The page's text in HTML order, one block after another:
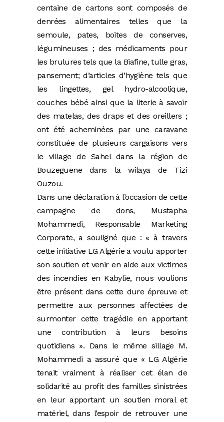
centaine de cartons sont composés de
denrées alimentaires telles que la
semoule, pates, boites de conserves,
légumineuses ; des médicaments pour
les brulures tels que la Biafine, tulle gras,
pansement; d’articles d’hygiène tels que
les lingettes, gel hydro-alcoolique,
couches bébé ainsi que la literie à savoir
des matelas, des draps et des oreillers ;
ont été acheminées par une caravane
constituée de plusieurs cargaisons vers
le village de Sahel dans la région de
Bouzeguene dans la wilaya de Tizi
Ouzou.
Dans une déclaration à l’occasion de cette
campagne de dons, Mustapha
Mohammedi, Responsable Marketing
Corporate, a souligné que : « à travers
cette initiative LG Algérie a voulu apporter
son soutien et venir en aide aux victimes
des incendies en Kabylie, nous voulions
être présent dans cette dure épreuve et
permettre aux personnes affectées de
surmonter cette tragédie en apportant
une contribution à leurs besoins
quotidiens ». Dans le même sillage M.
Mohammedi a assuré que « LG Algérie
tenait vraiment à réaliser cet élan de
solidarité au profit des familles sinistrées
en leur apportant un soutien moral et
matériel, dans l’espoir de retrouver une